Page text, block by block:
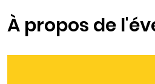
À propos de